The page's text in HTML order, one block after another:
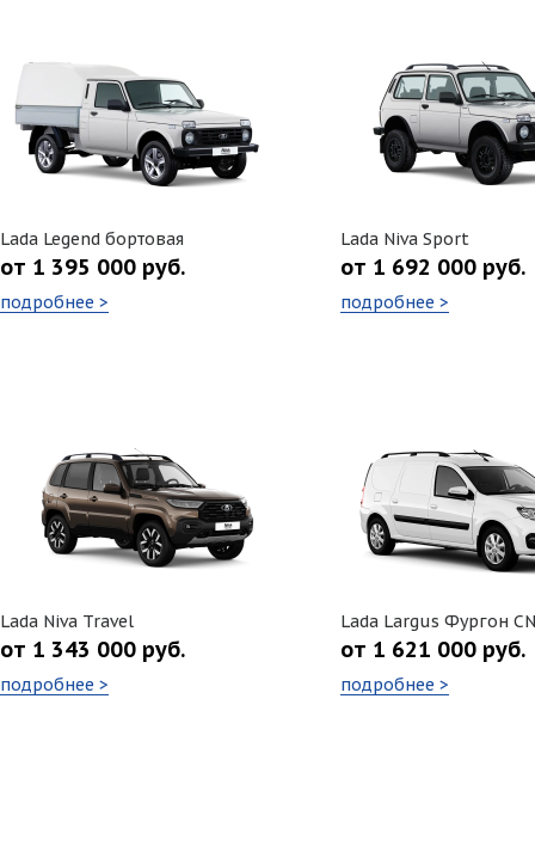
Lada Legend бортовая
от 1 395 000 руб.
подробнее >
Lada Niva Sport
от 1 692 000 руб.
подробнее >
Lada Niva Travel
от 1 343 000 руб.
подробнее >
Lada Largus Фургон
от 1 621 000 руб.
подробнее >